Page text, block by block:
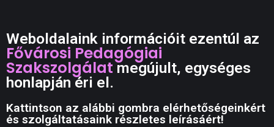
Weboldalaink információit ezentúl az
Fővárosi Pedagógiai
Szakszolgálatmegújult, egységes
honlapján éri el.
Kattintson az alábbi gombra elérhetőségeinkért
és szolgáltatásaink részletes leírásáért!